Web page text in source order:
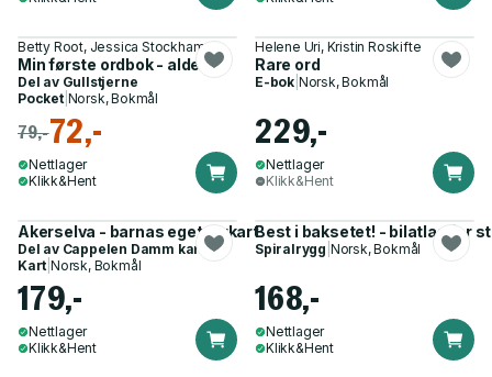
Betty Root, Jessica Stockham
Min første ordbok - alder 5+
Del av Gullstjerne
Pocket| Norsk, Bokmål
79,-72,-
Nettlager
Klikk&Hent
Helene Uri, Kristin Roskifte
Rare ord
E-bok Norsk, Bokmål
229,-
Nettlager
Klikk&Hent
Akerselva - barnas eget turkart
Del av Cappelen Damm kart
Kart |Norsk, Bokmål
179,-
Nettlager
Klikk&Hent
Best i baksetet! - bilatlas for
Spiralrygg Norsk, Bokmål
168,-
Nettlager
Klikk&Hent